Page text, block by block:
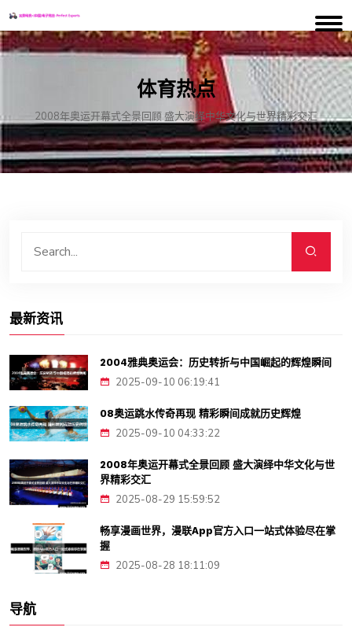
体育热点
2008年奥运开幕式全景回顾 盛大演绎中华文化与世界精彩交汇
最新资讯
2004雅典奥运会：历史转折与中国崛起的辉煌瞬间
2025-09-10 06:19:41
08奥运跳水传奇再现 精彩瞬间成就历史辉煌
2025-09-10 04:33:22
2008年奥运开幕式全景回顾 盛大演绎中华文化与世
界精彩交汇
2025-08-29 15:59:52
畅享漫画世界，漫联App官方入口一站式体验尽在掌
握
2025-08-28 18:11:09
导航